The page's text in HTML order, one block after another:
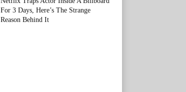
For 3 Days, Here’s The Strange
Reason Behind It